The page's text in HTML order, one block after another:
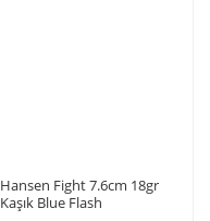
Hansen Fight 7.6cm 18gr
Kaşık Blue Flash